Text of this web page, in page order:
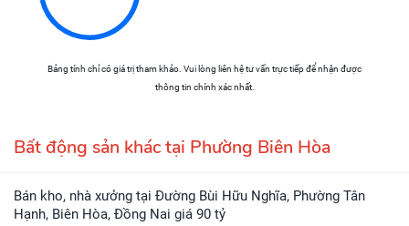
Bảng tính chỉ có giá trị tham khảo. Vui lòng liên hệ tư vấn trực tiếp để nhận được
thông tin chính xác nhất.
Bất động sản khác tại Phường Biên Hòa
Bán kho, nhà xưởng tại Đường Bùi Hữu Nghĩa, Phường Tân
Hạnh, Biên Hòa, Đồng Nai giá 90 tỷ